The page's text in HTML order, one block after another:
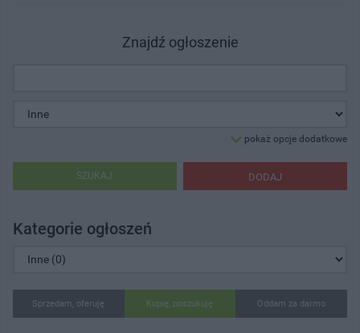
Znajdź ogłoszenie
pokaż opcje dodatkowe
DODAJ
SZUKAJ
Kategorie ogłoszeń
Sprzedam, oferuję Kupię, poszukuję Oddam za darmo